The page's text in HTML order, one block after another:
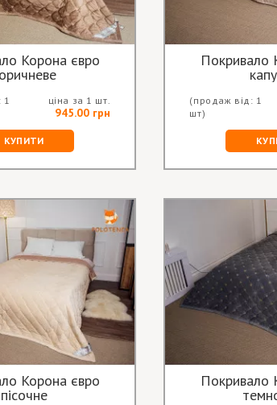
Корона євро
ціна за 1 шт.
945.00 грн
КУПИТИ
Покривало
(продаж від: 1
шт)
Корона євро
пісочне
Покривало